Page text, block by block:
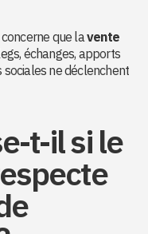
que lavente
échanges, apports
sociales ne déclenchent
t-il si le